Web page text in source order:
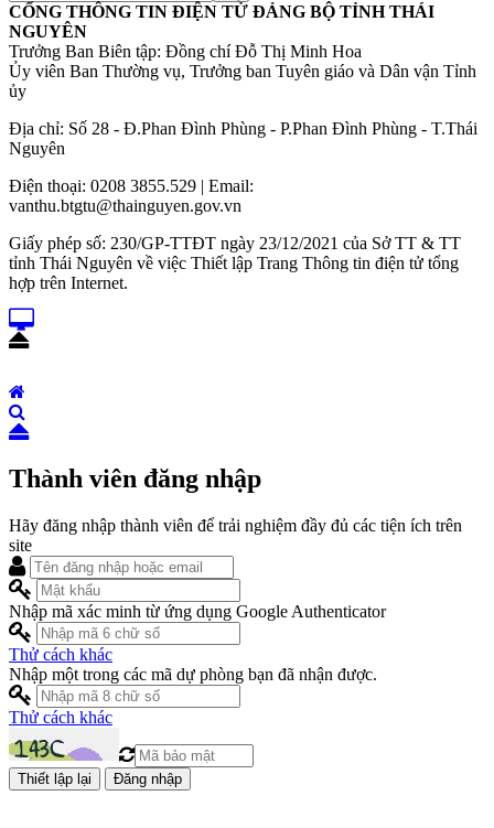
CỔNG THÔNG TIN ĐIỆN TỬ ĐẢNG BỘ TỈNH THÁI
NGUYÊN
Trưởng Ban Biên tập: Đồng chí Đỗ Thị Minh Hoa
Ủy viên Ban Thường vụ, Trưởng ban Tuyên giáo và Dân vận Tỉnh
ủy
Địa chỉ: Số 28 - Đ.Phan Đình Phùng - P.Phan Đình Phùng - T.Thái
Nguyên
Điện thoại: 0208 3855.529 | Email:
vanthu.btgtu@thainguyen.gov.vn
Giấy phép số: 230/GP-TTĐT ngày 23/12/2021 của Sở TT & TT
tỉnh Thái Nguyên về việc Thiết lập Trang Thông tin điện tử tổng
hợp trên Internet.
Thành viên đăng nhập
Hãy đăng nhập thành viên để trải nghiệm đầy đủ các tiện ích trên
site
Nhập mã xác minh từ ứng dụng Google Authenticator
Thử cách khác
Nhập một trong các mã dự phòng bạn đã nhận được.
Thử cách khác
Đăng nhập